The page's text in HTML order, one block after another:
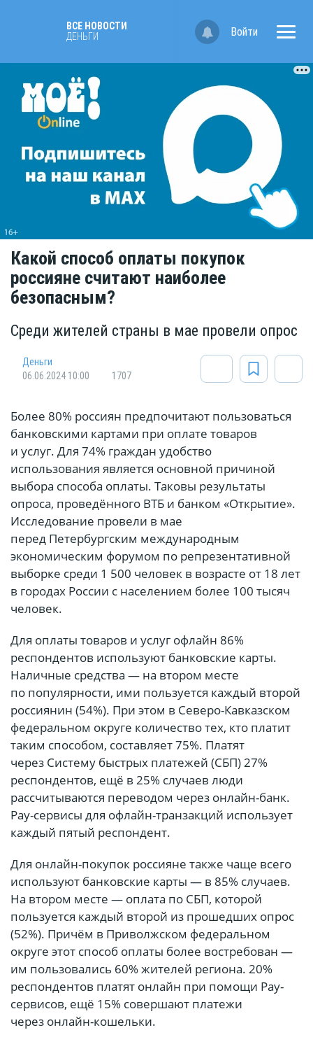
ВСЕ НОВОСТИ
ДЕНЬГИ
Войти
Какой способ оплаты покупок
россияне считают наиболее
безопасным?
Среди жителей страны в мае провели опрос
Деньги
06.06.2024 10:00
1707
Более 80% россиян предпочитают пользоваться
банковскими картами при оплате товаров
и услуг. Для 74% граждан удобство
использования является основной причиной
выбора способа оплаты. Таковы результаты
опроса, проведённого ВТБ и банком «Открытие».
Исследование провели в мае
перед Петербургским международным
экономическим форумом по репрезентативной
выборке среди 1 500 человек в возрасте от 18 лет
в городах России с населением более 100 тысяч
человек.
Для оплаты товаров и услуг офлайн 86%
респондентов используют банковские карты.
Наличные средства — на втором месте
по популярности, ими пользуется каждый второй
россиянин (54%). При этом в Северо-Кавказском
федеральном округе количество тех, кто платит
таким способом, составляет 75%. Платят
через Систему быстрых платежей (СБП) 27%
респондентов, ещё в 25% случаев люди
рассчитываются переводом через онлайн-банк.
Pay-сервисы для офлайн-транзакций использует
каждый пятый респондент.
Для онлайн-покупок россияне также чаще всего
используют банковские карты — в 85% случаев.
На втором месте — оплата по СБП, которой
пользуется каждый второй из прошедших опрос
(52%). Причём в Приволжском федеральном
округе этот способ оплаты более востребован —
им пользовались 60% жителей региона. 20%
респондентов платят онлайн при помощи Pay-
сервисов, ещё 15% совершают платежи
через онлайн-кошельки.